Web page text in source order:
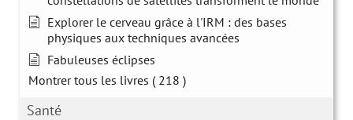
Explorer le cerveau grâce à l'IRM : des bases
physiques aux techniques avancées
Fabuleuses éclipses
Montrer tous les livres ( 218 )
Santé